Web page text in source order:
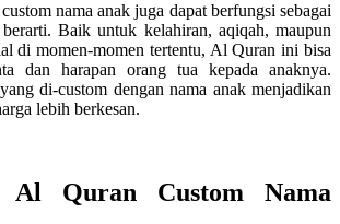
nama anak juga dapat berfungsi sebagai
Baik untuk kelahiran, aqiqah, maupun
di momen-momen tertentu, Al Quran ini bisa
dan harapan orang tua kepada anaknya.
di-custom dengan nama anak menjadikan
lebih berkesan.
Al Quran Custom Nama